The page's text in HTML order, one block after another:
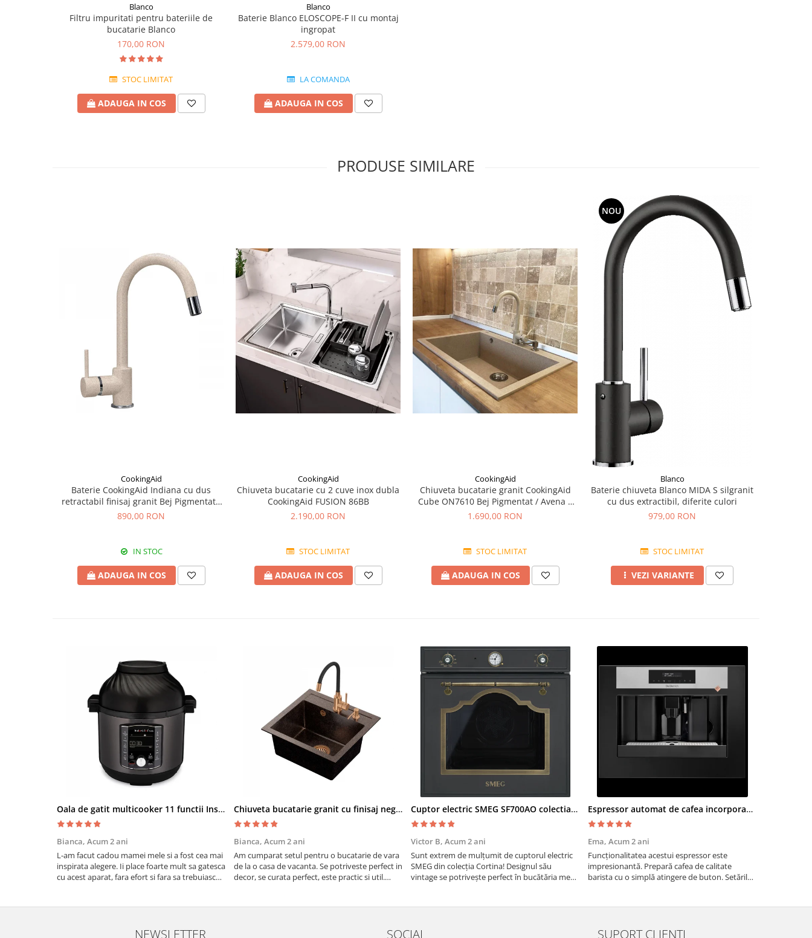
Blanco
Filtru impuritati pentru bateriile de
bucatarie Blanco
170,00 RON
STOC LIMITAT
ADAUGA IN COS
Blanco
Baterie Blanco ELOSCOPE-F II cu montaj
ingropat
2.579,00 RON
LA COMANDA
ADAUGA IN COS
PRODUSE SIMILARE
CookingAid
Baterie CookingAid Indiana cu dus
retractabil finisaj granit Bej Pigmentat /
Avena
890,00 RON
IN STOC
ADAUGA IN COS
CookingAid
Chiuveta bucatarie cu 2 cuve inox dubla
CookingAid FUSION 86BB
2.190,00 RON
STOC LIMITAT
ADAUGA IN COS
CookingAid
Chiuveta bucatarie granit CookingAid
Cube ON7610 Bej Pigmentat / Avena +
accesorii montaj
1.690,00 RON
STOC LIMITAT
ADAUGA IN COS
NOU
Blanco
Baterie chiuveta Blanco MIDA S silgranit
cu dus extractibil, diferite culori
979,00 RON
STOC LIMITAT
VEZI VARIANTE
Oala de gatit multicooker 11 functii Instant Pot Pro Crisp 8 + Air Fryer 7.6 lt
Bianca, Acum 2 ani
L-am facut cadou mamei mele si a fost cea mai
inspirata alegere. Ii place foarte mult sa gatesca
cu acest aparat, fara efort si fara sa trebuiasca
Chiuveta bucatarie granit cu finisaj negru perlat/cupru Steingran Art Copper cu dozator si baterie Quadron
Bianca, Acum 2 ani
Am cumparat setul pentru o bucatarie de vara
de la o casa de vacanta. Se potriveste perfect in
decor, se curata perfect, este practic si util.
Cuptor electric SMEG SF700AO colectia Cortina
Victor B, Acum 2 ani
Sunt extrem de mulțumit de cuptorul electric
SMEG din colecția Cortina! Designul său
vintage se potrivește perfect în bucătăria mea,
Espressor automat de cafea incorporabil De Dietrich Platinum
Ema, Acum 2 ani
Funcționalitatea acestui espressor este
impresionantă. Prepară cafea de calitate
barista cu o simplă atingere de buton. Setările
pentru a sa...
gospodărie!
NEWSLETTER SOCIAL SUPORT CLIENTI